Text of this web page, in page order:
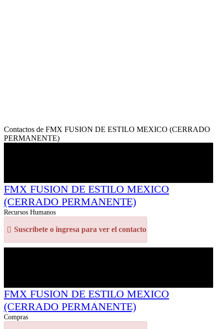
Contactos de FMX FUSION DE ESTILO MEXICO (CERRADO
PERMANENTE)
FMX FUSION DE ESTILO MEXICO
(CERRADO PERMANENTE)
Recursos Humanos
Suscríbete o ingresa para ver el contacto
FMX FUSION DE ESTILO MEXICO
(CERRADO PERMANENTE)
Compras